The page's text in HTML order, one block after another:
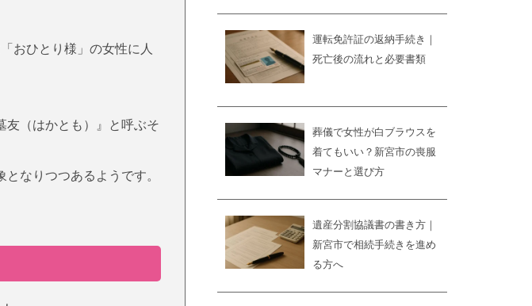
おひとり様」の女性に人
友（はかとも）』と呼ぶそ
なりつつあるようです。
運転免許証の返納手続き｜
死亡後の流れと必要書類
葬儀で女性が白ブラウスを
着てもいい？新宮市の喪服
マナーと選び方
遺産分割協議書の書き方｜
新宮市で相続手続きを進め
る方へ